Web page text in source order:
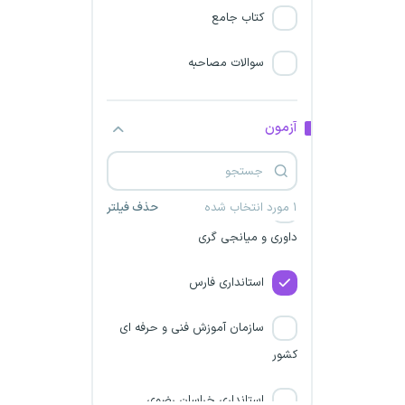
کتاب جامع
سوالات مصاحبه
آزمون
۱ مورد انتخاب شده حذف فیلتر
استانداری کرمانشاه
نیروگاه سیکل ترکیبی نیشابور
استانداری قم
دریافت پروانه تاسیس موسسه
داوری و میانجی گری
استانداری فارس
سازمان آموزش فنی و حرفه ای
کشور
استانداری خراسان رضوی